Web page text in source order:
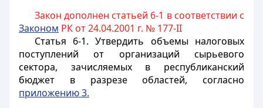
Закон дополнен статьей 6-1 в соответствии с
Законом РК от 24.04.2001 г. № 177-II
Статья 6-1. Утвердить объемы налоговых
поступлений от организаций сырьевого
сектора, зачисляемых в республиканский
бюджет в разрезе областей, согласно
приложению 3.